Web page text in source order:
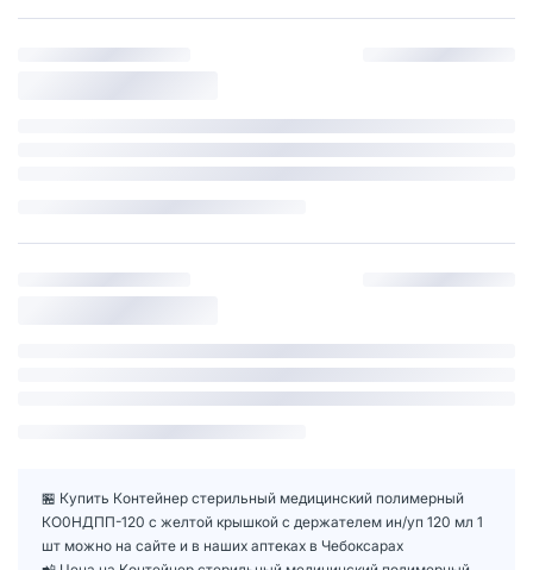
🏪 Купить Контейнер стерильный медицинский полимерный
КО0НДПП-120 с желтой крышкой с держателем ин/уп 120 мл 1
шт можно на сайте и в наших аптеках в Чебоксарах